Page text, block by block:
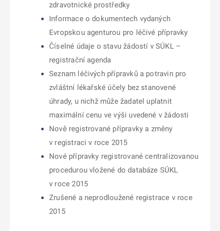
zdravotnické prostředky
Informace o dokumentech vydaných
Evropskou agenturou pro léčivé přípravky
Číselné údaje o stavu žádostí v SÚKL –
registrační agenda
Seznam léčivých přípravků a potravin pro
zvláštní lékařské účely bez stanovené
úhrady, u nichž může žadatel uplatnit
maximální cenu ve výši uvedené v žádosti
Nově registrované přípravky a změny
v registraci v roce 2015
Nové přípravky registrované centralizovanou
procedurou vložené do databáze SÚKL
v roce 2015
Zrušené a neprodloužené registrace v roce
2015